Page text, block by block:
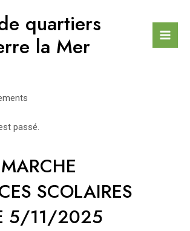
quartiers
la Mer
passé.
SCOLAIRES
5/11/2025